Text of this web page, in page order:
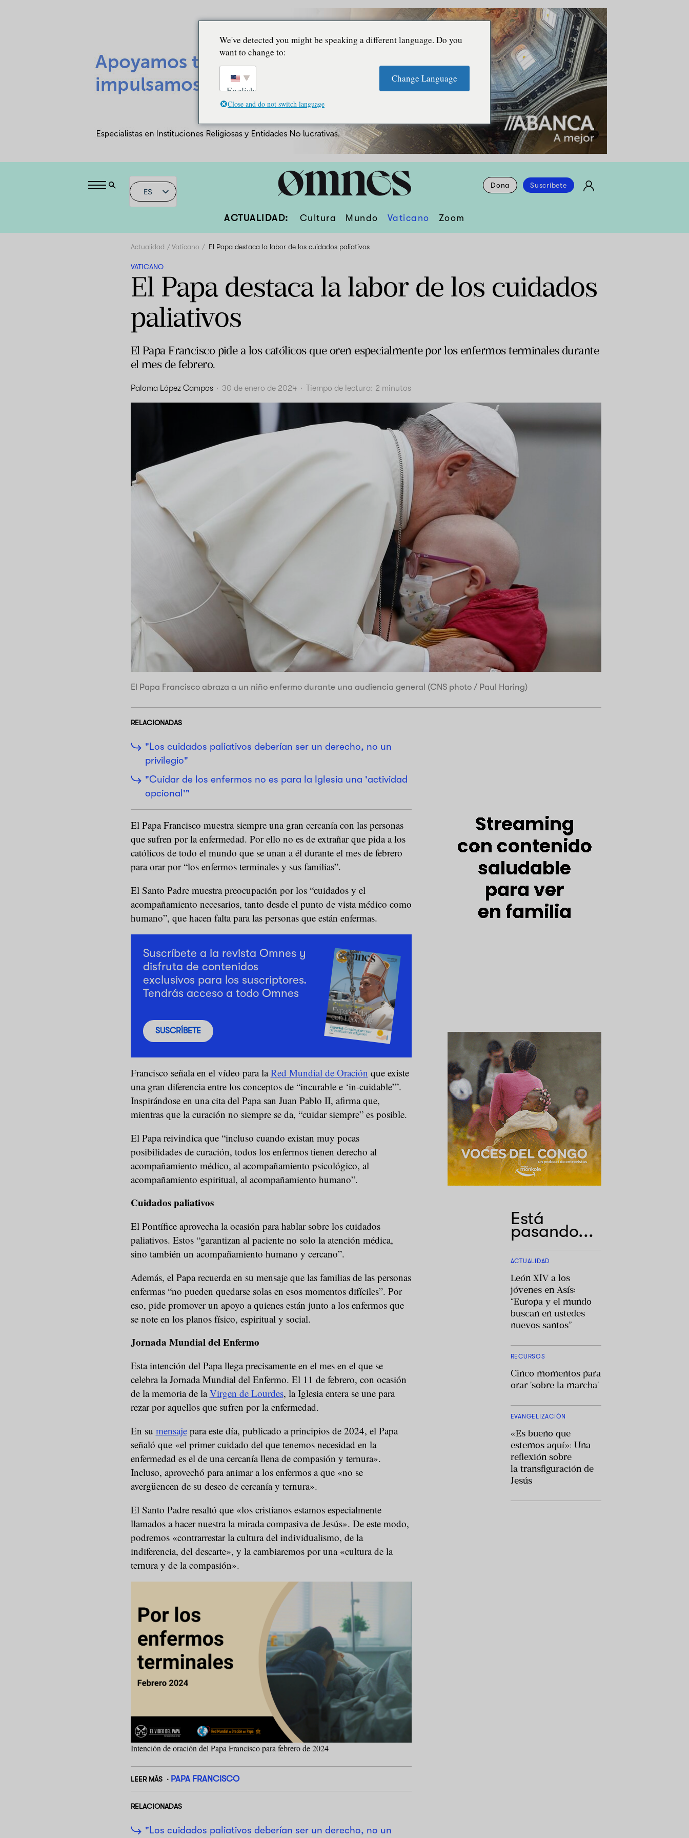
ES
Dona Suscríbete
ACTUALIDAD: Cultura Mundo Vaticano Zoom
Actualidad Vaticano El Papa destaca la labor de los cuidados paliativos
VATICANO
El Papa destaca la labor de los cuidados
paliativos
El Papa Francisco pide a los católicos que oren especialmente por los enfermos terminales durante
el mes de febrero.
Paloma López Campos · 30 de enero de 2024 · Tiempo de lectura: 2 minutos
El Papa Francisco abraza a un niño enfermo durante una audiencia general (CNS photo / Paul Haring)
RELACIONADAS
"Los cuidados paliativos deberían ser un derecho, no un
privilegio"
"Cuidar de los enfermos no es para la Iglesia una 'actividad
opcional'"
El Papa Francisco muestra siempre una gran cercanía con las personas
que sufren por la enfermedad. Por ello no es de extrañar que pida a los
católicos de todo el mundo que se unan a él durante el mes de febrero
para orar por “los enfermos terminales y sus familias”.
El Santo Padre muestra preocupación por los “cuidados y el
acompañamiento necesarios, tanto desde el punto de vista médico como
humano”, que hacen falta para las personas que están enfermas.
Suscríbete a la revista Omnes y
disfruta de contenidos
exclusivos para los suscriptores.
Tendrás acceso a todo Omnes
SUSCRÍBETE
Francisco señala en el vídeo para laRed Mundial de Oración que existe
una gran diferencia entre los conceptos de “incurable e ‘in-cuidable’”.
Inspirándose en una cita del Papa san Juan Pablo II, afirma que,
mientras que la curación no siempre se da, “cuidar siempre” es posible.
El Papa reivindica que “incluso cuando existan muy pocas
posibilidades de curación, todos los enfermos tienen derecho al
acompañamiento médico, al acompañamiento psicológico, al
acompañamiento espiritual, al acompañamiento humano”.
Cuidados paliativos
El Pontífice aprovecha la ocasión para hablar sobre los cuidados
paliativos. Estos “garantizan al paciente no solo la atención médica,
sino también un acompañamiento humano y cercano”.
Además, el Papa recuerda en su mensaje que las familias de las personas
enfermas “no pueden quedarse solas en esos momentos difíciles”. Por
eso, pide promover un apoyo a quienes están junto a los enfermos que
se note en los planos físico, espiritual y social.
Jornada Mundial del Enfermo
Esta intención del Papa llega precisamente en el mes en el que se
celebra la Jornada Mundial del Enfermo. El 11 de febrero, con ocasión
de la memoria de laVirgen de Lourdes, la Iglesia entera se une para
rezar por aquellos que sufren por la enfermedad.
En su mensajepara este día, publicado a principios de 2024, el Papa
señaló que «el primer cuidado del que tenemos necesidad en la
enfermedad es el de una cercanía llena de compasión y ternura».
Incluso, aprovechó para animar a los enfermos a que «no se
avergüencen de su deseo de cercanía y ternura».
El Santo Padre resaltó que «los cristianos estamos especialmente
llamados a hacer nuestra la mirada compasiva de Jesús». De este modo,
podremos «contrarrestar la cultura del individualismo, de la
indiferencia, del descarte», y la cambiaremos por una «cultura de la
ternura y de la compasión».
Intención de oración del Papa Francisco para febrero de 2024
LEER MÁS PAPA FRANCISCO
RELACIONADAS
"Los cuidados paliativos deberían ser un derecho, no un
Está
pasando...
ACTUALIDAD
León XIV a los
jóvenes en Asís:
“Europa y el mundo
buscan en ustedes
nuevos santos”
RECURSOS
Cinco momentos para
orar 'sobre la marcha'
EVANGELIZACIÓN
«Es bueno que
estemos aquí»: Una
reflexión sobre
la transfiguración de
Jesús
We've detected you might be speaking a different language. Do you
want to change to:
English
Change Language
Close and do not switch language